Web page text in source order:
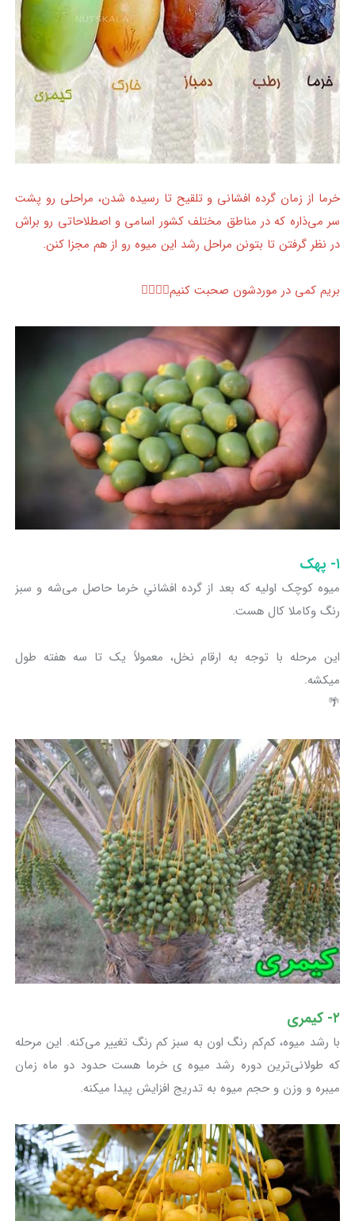
خرما از زمان گرده‌ افشانی و تلقیح تا رسیده شدن، مراحلی رو پشت
سر می‌ذاره که در مناطق مختلف کشور اسامی و اصطلاحاتی رو براش
در نظر گرفتن تا بتونن مراحل رشد این میوه رو از هم مجزا کنن.
بریم کمی در موردشون صحبت کنیم👇🏻👇🏻
۱- پهک
میوه کوچک اولیه که بعد از گرده افشانیِ خرما حاصل می‌شه و سبز
رنگ وکاملا کال هست.
این مرحله با توجه به ارقام نخل، معمولاً یک تا سه هفته طول
میکشه.
🌴
۲- کیمری
با رشد میوه، کم‌کم‌ رنگ اون به سبز کم‌ رنگ تغییر می‌کنه. این مرحله
که طولانی‌ترین دوره رشد میوه ی خرما هست حدود دو ماه زمان
میبره و وزن و حجم میوه به‌ تدریج افزایش پیدا میکنه.